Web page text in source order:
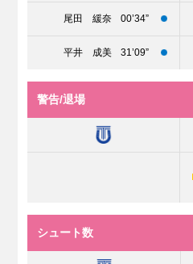
尾田 緩奈 00’34”
平井 成美 31’09”
警告/退場
シュート数